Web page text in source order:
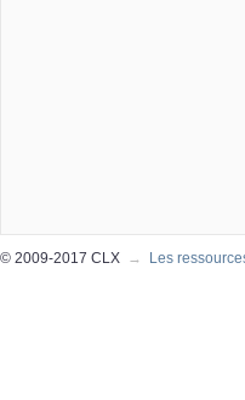
© 2009-2017 CLX → Les